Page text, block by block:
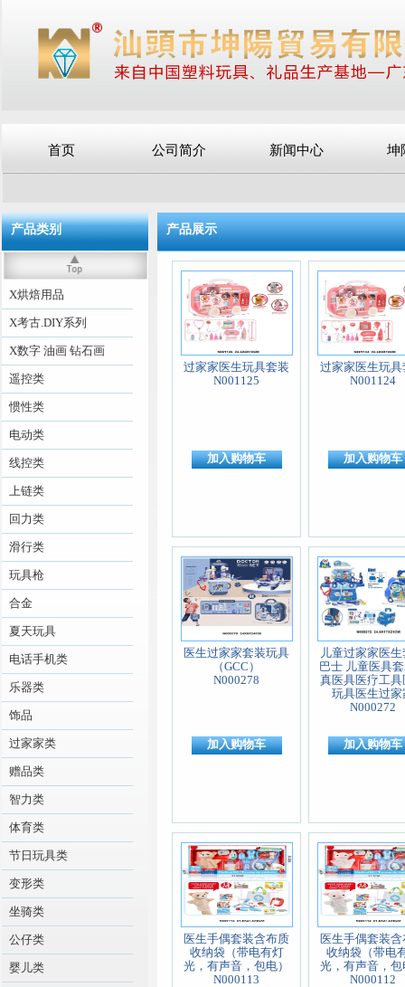
首页 公司简介 新闻中心 坤
产品类别
X烘焙用品
X考古.DIY系列
X数字 油画 钻石画
遥控类
惯性类
电动类
线控类
上链类
回力类
滑行类
玩具枪
合金
夏天玩具
电话手机类
乐器类
饰品
过家家类
赠品类
智力类
体育类
节日玩具类
变形类
坐骑类
公仔类
婴儿类
产品展示
过家家医生玩具套装
N001125
加入购物车
过家家医生玩具
N001124
加入购物车
医生过家家套装玩具
（GCC）
N000278
加入购物车
儿童过家家医
巴士 儿童医具
真医具医疗工具
玩具医生过家
N000272
加入购物车
医生手偶套装含布质
收纳袋（带电有灯
光，有声音，包电）
N000113
医生手偶套装含
收纳袋（带电
光，有声音，包
N000112